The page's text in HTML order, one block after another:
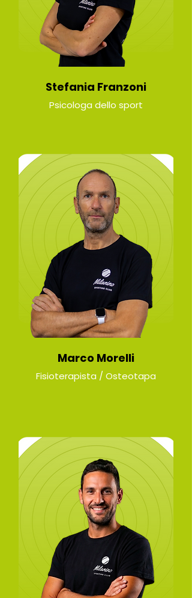
Stefania Franzoni
Psicologa dello sport
Marco Morelli
Fisioterapista / Osteotapa